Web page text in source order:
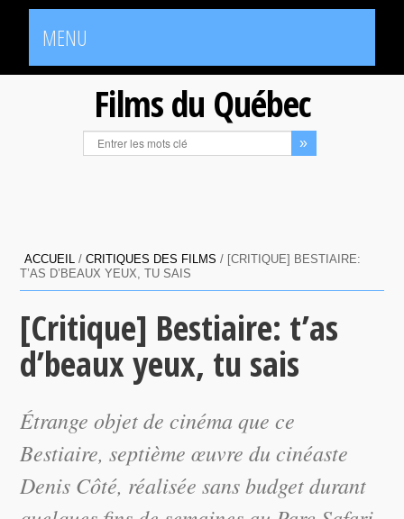
MENU
Films du Québec
ACCUEIL /CRITIQUES DES FILMS / [CRITIQUE] BESTIAIRE:
T’AS D’BEAUX YEUX, TU SAIS
[Critique] Bestiaire: t’as
d’beaux yeux, tu sais
Étrange objet de cinéma que ce
Bestiaire, septième œuvre du cinéaste
Denis Côté, réalisée sans budget durant